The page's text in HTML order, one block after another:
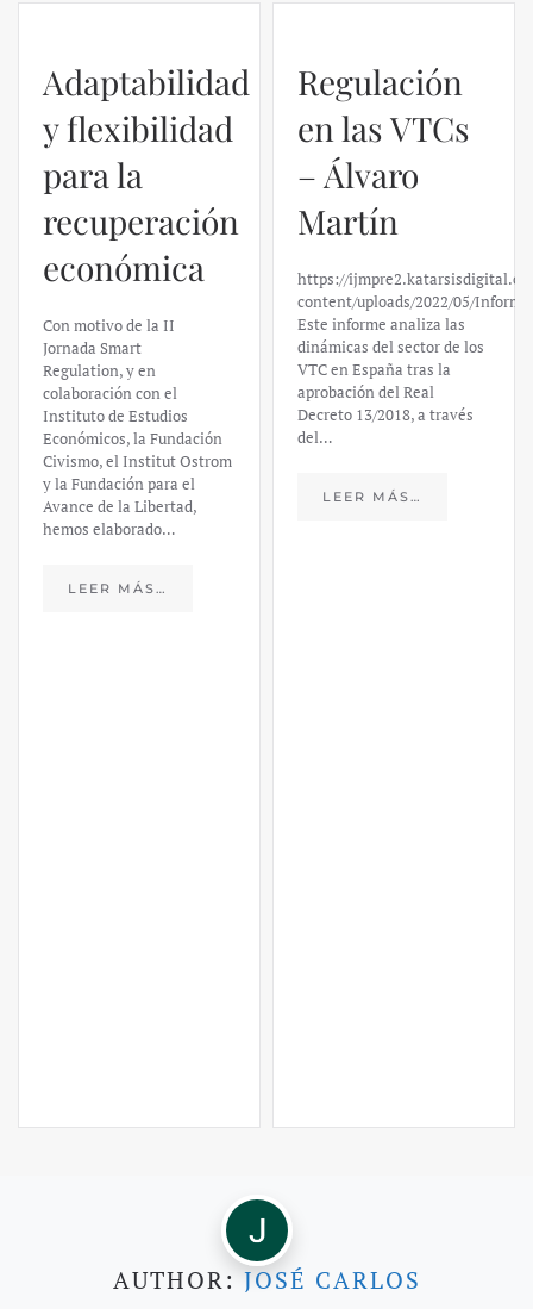
Adaptabilidad
y flexibilidad
para la
recuperación
económica
Con motivo de la II
Jornada Smart
Regulation, y en
colaboración con el
Instituto de Estudios
Económicos, la Fundación
Civismo, el Institut Ostrom
y la Fundación para el
Avance de la Libertad,
hemos elaborado…
LEER MÁS…
Regulación
en las VTCs
– Álvaro
Martín
https://
content/uploads/2022/05/
Este informe analiza las
dinámicas del sector de los
VTC en España tras la
aprobación del Real
Decreto 13/2018, a través
del…
LEER MÁS…
AUTHOR: JOSÉ CARLOS